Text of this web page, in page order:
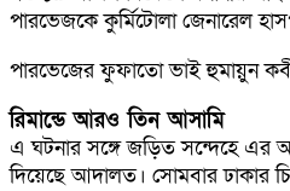
পারভেজকে কুর্মিটোলা জেনারেল
পারভেজের ফুফাতো ভাই হুমায়ুন
রিমান্ডে আরও তিন আসামি
এ ঘটনার সঙ্গে জড়িত সন্দেহে এর
দিয়েছে আদালত। সোমবার ঢাকার